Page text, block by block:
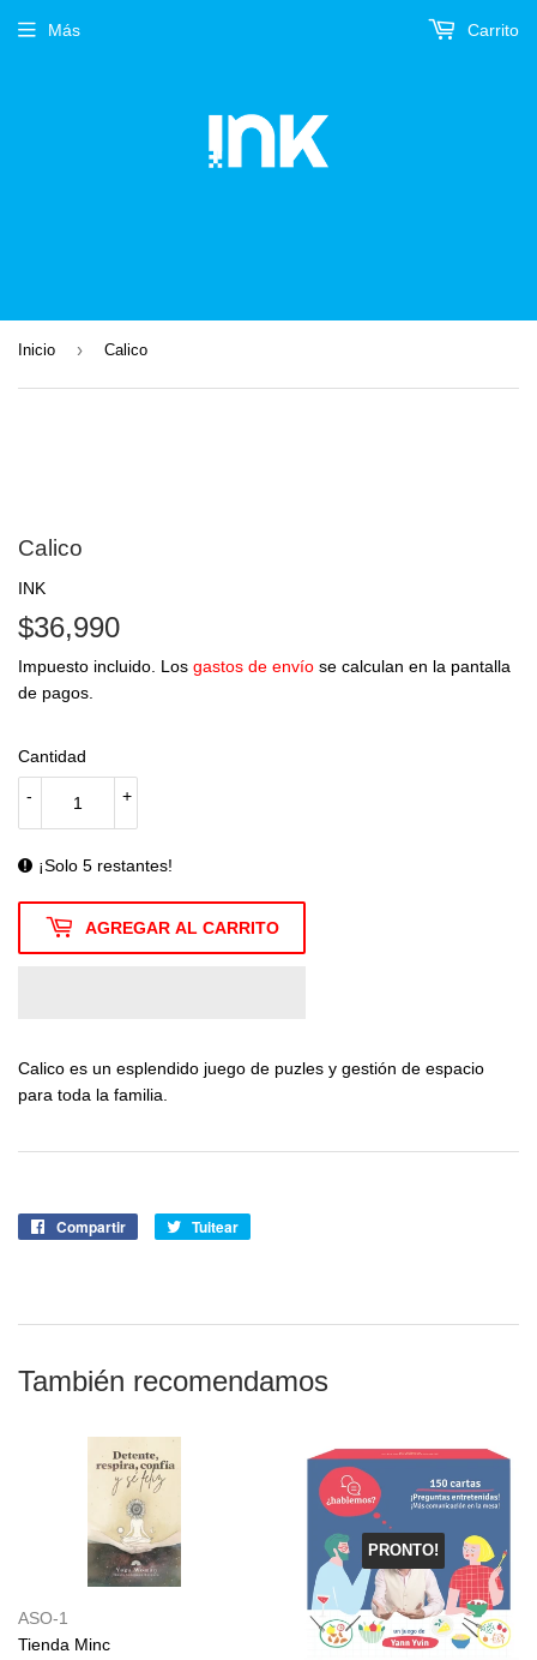
Más Carrito
Inicio › Calico
Calico
INK
$36,990
Impuesto incluido. Los gastos de envío se calculan en la pantalla
de pagos.
Cantidad
+
-
¡Solo 5 restantes!
AGREGAR AL CARRITO
Calico es un esplendido juego de puzles y gestión de espacio
para toda la familia.
Compartir
CompartirTuitear
También recomendamos
ASO-1
Tienda Minc
PRONTO!